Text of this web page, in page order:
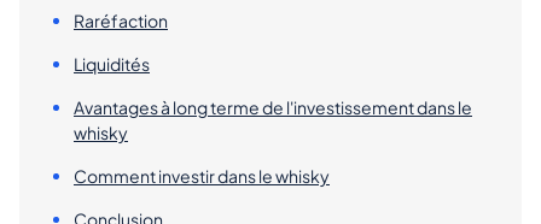
Raréfaction
Liquidités
Avantages à long terme de l'investissement dans le
whisky
Comment investir dans le whisky
Conclusion